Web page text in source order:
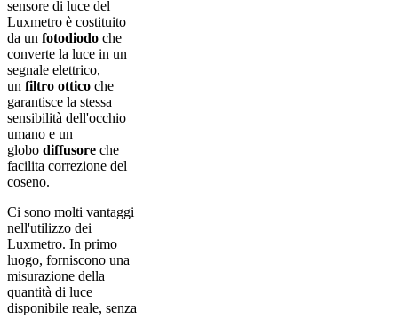
sensore di luce del
Luxmetro è costituito
da un fotodiodo che
converte la luce in un
segnale elettrico,
un filtro ottico che
garantisce la stessa
sensibilità dell'occhio
umano e un
globo diffusore che
facilita correzione del
coseno.
Ci sono molti vantaggi
nell'utilizzo dei
Luxmetro. In primo
luogo, forniscono una
misurazione della
quantità di luce
disponibile reale, senza